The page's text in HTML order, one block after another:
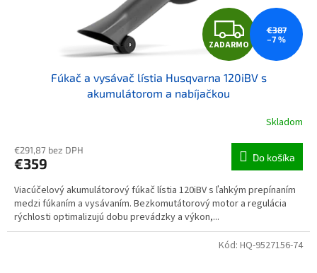
ZADARMO
€387
–7 %
Fúkač a vysávač lístia Husqvarna 120iBV s
akumulátorom a nabíjačkou
Skladom
€291,87 bez DPH
€359 Do košíka
Viacúčelový akumulátorový fúkač lístia 120iBV s ľahkým prepínaním
medzi fúkaním a vysávaním. Bezkomutátorový motor a regulácia
rýchlosti optimalizujú dobu prevádzky a výkon,...
Kód: HQ-9527156-74